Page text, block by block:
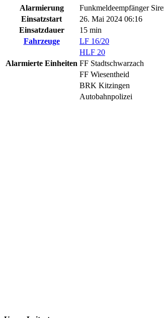
Alarmierung
Funkmeldeempfänger
Einsatzstart
26. Mai 2024 06:16
Einsatzdauer
15 min
Fahrzeuge
LF 16/20
HLF 20
Alarmierte Einheiten FF Stadtschwarzach
FF Wiesentheid
BRK Kitzingen
Autobahnpolizei